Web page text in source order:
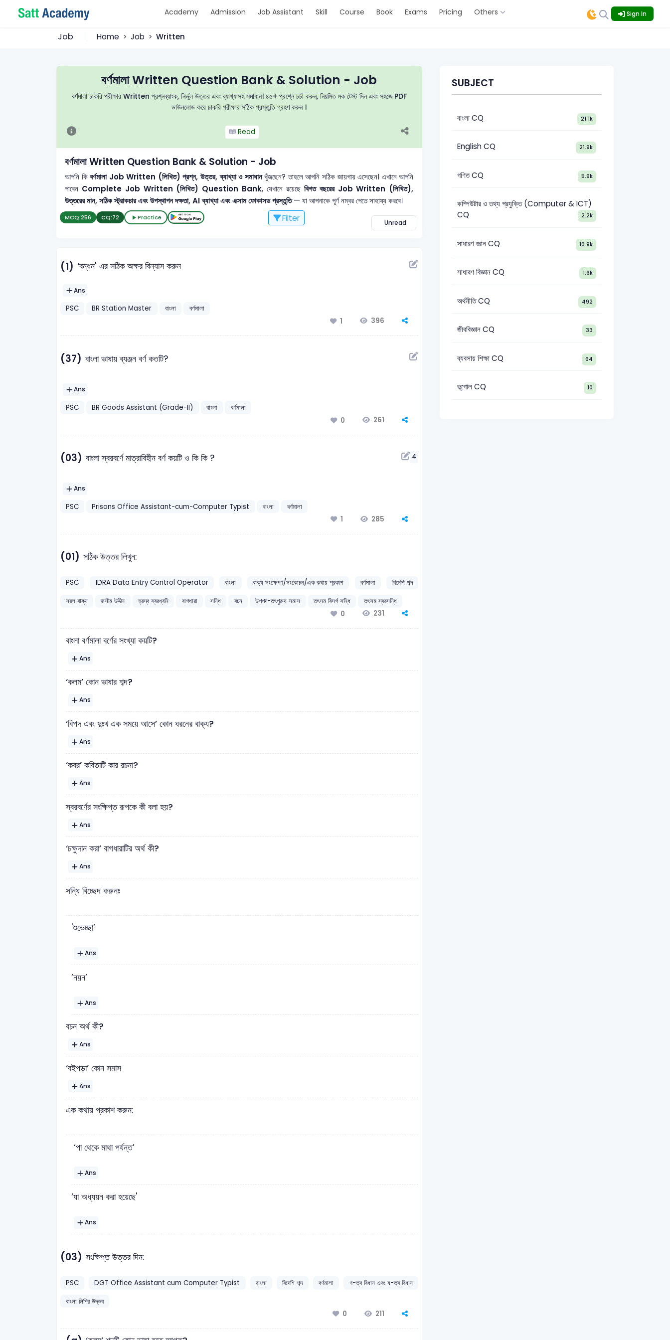
Academy Admission Job Assistant Skill Course Book Exams Pricing Others Sign In
Job Home Job Written
বর্ণমালা Written Question Bank & Solution - Job
বর্ণমালা চাকরি পরীক্ষার Written প্রশ্নব্যাংক, নির্ভুল উত্তর এবং ব্যাখ্যাসহ সমাধান। ৪৫+ প্রশ্নে চর্চা করুন, নিয়মিত মক টেস্ট দিন এবং সহজে PDF
ডাউনলোড করে চাকরি পরীক্ষার সঠিক প্রস্তুতি গ্রহণ করুন ।
Read
বর্ণমালা Written Question Bank & Solution - Job
আপনি কিবর্ণমালা Job Written (লিখিত) প্রশ্ন, উত্তর, ব্যাখ্যা ও সমাধানখুঁজছেন? তাহলে আপনি সঠিক জায়গায় এসেছেন। এখানে আপনি
পাবেন Complete Job Written (লিখিত) Question Bank, যেখানে রয়েছে বিগত বছরের Job Written (লিখিত),
উত্তরের মান, সঠিক স্ট্রাকচার এবং উপস্থাপন দক্ষতা, AI ব্যাখ্যা এবং এক্সাম ফোকাসড প্রস্তুতি— যা আপনাকে পূর্ণ নম্বর পেতে সাহায্য করবে।
MCQ:256 CQ:72 Practice Filter Unread
(1) ‘বন্ধন' এর সঠিক অক্ষর বিন্যাস করুন
Ans
PSC BR Station Master বাংলা
বর্ণমালা
1
396
(37) বাংলা ভাষায় ব্যঞ্জন বর্ণ কতটি?
Ans
PSC BR Goods Assistant (Grade-II) বাংলা
বর্ণমালা
0
261
(03) বাংলা স্বরবর্ণে মাত্রাবিহীন বর্ণ কয়টি ও কি কি ? 4
Ans
PSC Prisons Office Assistant-cum-Computer Typist বাংলা
বর্ণমালা
1
285
(01) সঠিক উত্তর লিখুন:
PSC IDRA Data Entry Control Operator বাংলা বাক্য সংক্ষেপণ/সংকোচন/এক কথায় প্রকাশ বর্ণমালা
বিদেশি শব্দ
সরল বাক্য
জসীম উদ্দীন হ্রস্ব স্বরধ্বনি বাগধারা সন্ধি বচন উপপদ-তৎপুরুষ সমাস তৎসম বিসর্গ সন্ধি
তৎসম স্বরসন্ধি
0
231
বাংলা বর্ণমালা বর্ণের সংখ্যা কয়টি?
Ans
‘কলম’ কোন ভাষার শব্দ?
Ans
‘বিপদ এবং দুঃখ এক সময়ে আসে’ কোন ধরনের বাক্য?
Ans
‘কবর’ কবিতাটি কার রচনা?
Ans
স্বরবর্ণের সংক্ষিপ্ত রূপকে কী বলা হয়?
Ans
‘চক্ষুদান করা’ বাগধারাটির অর্থ কী?
Ans
সন্ধি বিচ্ছেদ করুনঃ
'শুভেচ্ছা’
Ans
’নয়ন’
Ans
বচন অর্থ কী?
Ans
‘বইপড়া’ কোন সমাস
Ans
এক কথায় প্রকাশ করুন:
‘পা থেকে মাথা পর্যন্ত’
Ans
‘যা অধ্যয়ন করা হয়েছে'
Ans
(03) সংক্ষিপ্ত উত্তর দিন:
PSC DGT Office Assistant cum Computer Typist বাংলা বিদেশি শব্দ বর্ণমালা
ণ-ত্ব বিধান এবং ষ-ত্ব বিধান
বাংলা লিপির উদ্ভব
0
211
SUBJECT
বাংলা CQ 21.1k
English CQ 21.9k
গণিত CQ 5.9k
কম্পিউটার ও তথ্য প্রযুক্তি (Computer & ICT)
CQ
2.2k
সাধারণ জ্ঞান CQ 10.9k
সাধারণ বিজ্ঞান CQ 1.6k
অর্থনীতি CQ 492
জীববিজ্ঞান CQ 33
ব্যবসায় শিক্ষা CQ 64
ভূগোল CQ 10